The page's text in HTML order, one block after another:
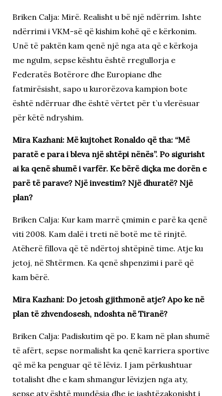
Briken Calja: Mirë. Realisht u bë një ndërrim. Ishte
ndërrimi i VKM-së që kishim kohë që e kërkonim.
Unë të paktën kam qenë një nga ata që e kërkoja
me ngulm, sepse kështu është rregullorja e
Federatës Botërore dhe Europiane dhe
fatmirësisht, sapo u kurorëzova kampion bote
është ndërruar dhe është vërtet për t`u vlerësuar
për këtë ndryshim.
Mira Kazhani: Më kujtohet Ronaldo që tha: “Më
paratë e para i bleva një shtëpi nënës”. Po sigurisht
ai ka qenë shumë i varfër. Ke bërë diçka me dorën e
parë të parave? Një investim? Një dhuratë? Një
plan?
Briken Calja: Kur kam marrë çmimin e parë ka qenë
viti 2008. Kam dalë i treti në botë me të rinjtë.
Atëherë fillova që të ndërtoj shtëpinë time. Atje ku
jetoj, në Shtërmen. Ka qenë shpenzimi i parë që
kam bërë.
Mira Kazhani: Do jetosh gjithmonë atje? Apo ke në
plan të zhvendosesh, ndoshta në Tiranë?
Briken Calja: Padiskutim që po. E kam në plan shumë
të afërt, sepse normalisht ka qenë karriera sportive
që më ka penguar që të lëviz. I jam përkushtuar
totalisht dhe e kam shmangur lëvizjen nga aty,
sepse aty është mundësia dhe je jashtëzakonisht i